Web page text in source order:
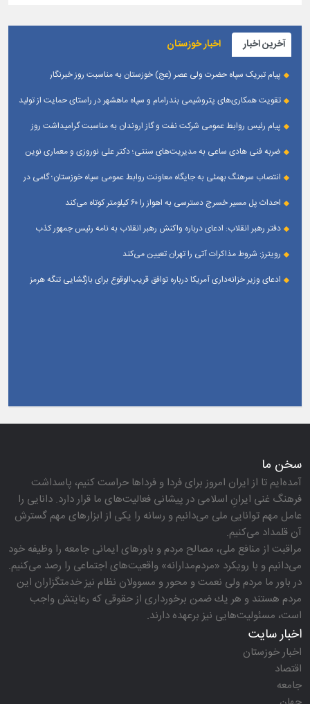
آخرین اخبار اخبار خوزستان
پیام تبریک سپاه حضرت ولی عصر (عج) خوزستان به مناسبت روز خبرنگار
تقویت همکاری‌های پتروشیمی بندرامام و سپاه ماهشهر در راستای حمایت از تولید
پیام رئیس روابط عمومی شركت نفت و گاز اروندان به مناسبت گرامیداشت روز
ضربه فنی هادی ساعی به مدیریت‌های سنتی؛ دکتر علی نوروزی و معماری نوین
انتصاب سرهنگ بهمئی به جایگاه معاونت روابط عمومی سپاه خوزستان؛ گامی در
احداث پل مسیر خسرج دسترسی به اهواز را ۶۰ کیلومتر کوتاه می‌کند
دفتر رهبر انقلاب: ادعای درباره واکنش رهبر انقلاب به نامه رئیس جمهور کذب
رویترز: شروط مذاکرات آتی را تهران تعیین می‌کند
ادعای وزیر خزانه‌داری آمریکا درباره توافق قریب‌الوقوع برای بازگشایی تنگه هرمز
سخن ما
آمده‌ایم تا از ایران امروز برای فردا و فرداها حراست كنیم، پاسداشت
فرهنگ غنی ایرانِ اسلامی در پیشانی فعالیت‌های ما قرار دارد. دانایی را
عامل مهم توانایی ملی می‌دانیم و رسانه را یكی از ابزارهای مهم گسترش
آن قلمداد می‌كنیم.
مراقبت از منافع ملی، مصالح مردم و باورهای ایمانی جامعه را وظیفه خود
می‌دانیم و با رویكرد «مردم‌مدارانه‌» واقعیت‌های اجتماعی را رصد می‌كنیم.
در باور ما مردم ولی نعمت و محور و مسوولان نظام نیز خدمتگزاران این
مردم هستند و هر یك ضمن برخورداری از حقوقی كه رعایتش واجب
است، مسئولیت‌هایی نیز برعهده دارند.
اخبار سایت
اخبار خوزستان
اقتصاد
جامعه